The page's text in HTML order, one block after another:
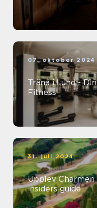
07. oktober 2024
Träna i Lund -
Fitness
31. juli 2024
Upplev
insiders guide